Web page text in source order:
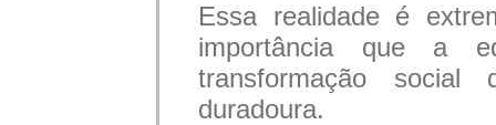
Essa realidade é
importância que a
transformação
duradoura.